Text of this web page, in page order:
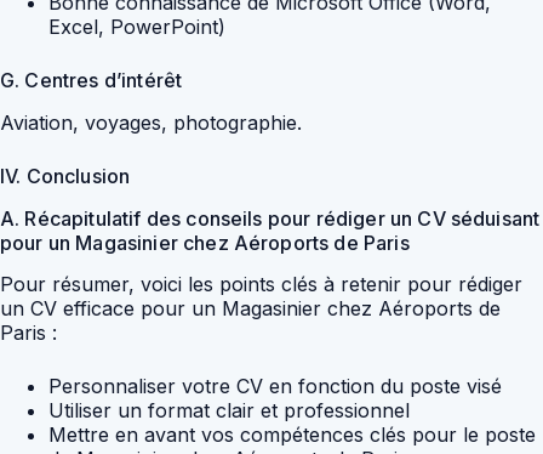
Excel, PowerPoint)
G. Centres d’intérêt
Aviation, voyages, photographie.
IV. Conclusion
A. Récapitulatif des conseils pour rédiger un CV séduisant
pour un Magasinier chez Aéroports de Paris
Pour résumer, voici les points clés à retenir pour rédiger
un CV efficace pour un Magasinier chez Aéroports de
Paris :
Personnaliser votre CV en fonction du poste visé
Utiliser un format clair et professionnel
Mettre en avant vos compétences clés pour le poste